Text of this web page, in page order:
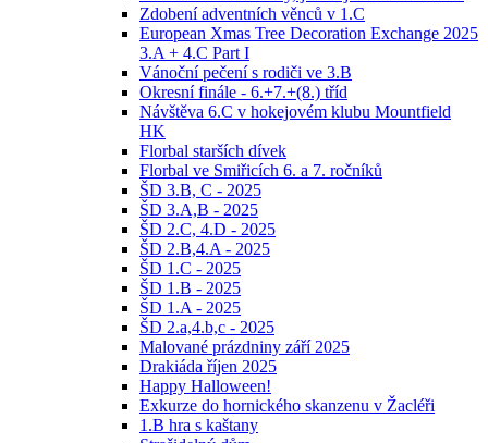
Zdobení adventních věnců v 1.C
European Xmas Tree Decoration Exchange 2025
3.A + 4.C Part I
Vánoční pečení s rodiči ve 3.B
Okresní finále - 6.+7.+(8.) tříd
Návštěva 6.C v hokejovém klubu Mountfield
HK
Florbal starších dívek
Florbal ve Smiřicích 6. a 7. ročníků
ŠD 3.B, C - 2025
ŠD 3.A,B - 2025
ŠD 2.C, 4.D - 2025
ŠD 2.B,4.A - 2025
ŠD 1.C - 2025
ŠD 1.B - 2025
ŠD 1.A - 2025
ŠD 2.a,4.b,c - 2025
Malované prázdniny září 2025
Drakiáda říjen 2025
Happy Halloween!
Exkurze do hornického skanzenu v Žacléři
1.B hra s kaštany